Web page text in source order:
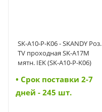
SK-A10-P-K06 - SKANDY Роз.
TV проходная SK-A17M
мятн. IEK (SK-A10-P-K06)
• Cрок поставки 2-7
дней - 245 шт.